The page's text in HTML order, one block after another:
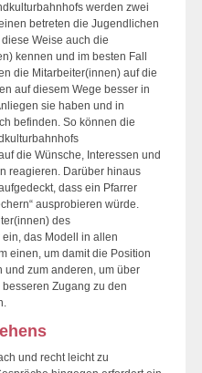
werden zwei
betreten die Jugendlichen
Weise auch die
kennen und im besten Fall
die Mitarbeiter(innen) auf die
auf diesem Wege besser in
sie haben und in
befinden. So können die
die Wünsche, Interessen und
reagieren. Darüber hinaus
dass ein Pfarrer
ausprobieren würde.
des
das Modell in allen
einen, um damit die Position
und zum anderen, um über
Zugang zu den
und recht leicht zu